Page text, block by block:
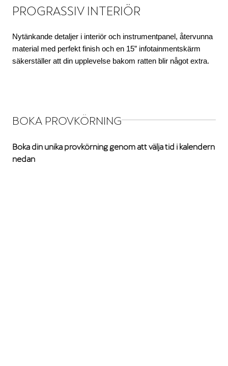
PROGRASSIV INTERIÖR
Nytänkande detaljer i interiör och instrumentpanel, återvunna
material med perfekt finish och en 15” infotainmentskärm
säkerställer att din upplevelse bakom ratten blir något extra.
BOKA PROVKÖRNING
Boka din unika provkörning genom att välja tid i kalendern
nedan